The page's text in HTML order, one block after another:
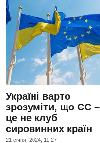
Україні варто
зрозуміти, що ЄС –
це не клуб
сировинних країн
21 сiчня, 2024, 11:27